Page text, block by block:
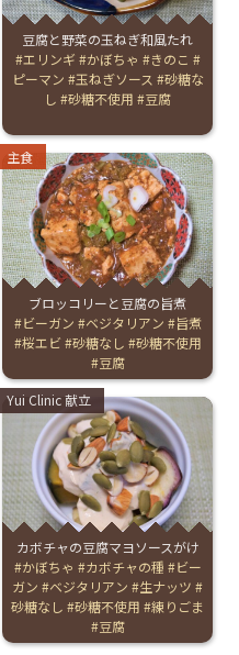
豆腐と野菜の玉ねぎ和風たれ
Tags:
エリンギ かぼちゃ
きのこ
ピーマン
玉ねぎソース
砂糖な
し
砂糖不使用 豆腐
Categories:
主食
ブロッコリーと豆腐の旨煮
Tags:
ビーガン ベジタリアン
旨煮
桜エビ 砂糖なし
砂糖不使用
豆腐
Categories:
Yui Clinic 献立
カボチャの豆腐マヨソースがけ
Tags:
かぼちゃ カボチャの種
ビー
ガン
ベジタリアン
生ナッツ
砂糖なし
砂糖不使用
練りごま
豆腐